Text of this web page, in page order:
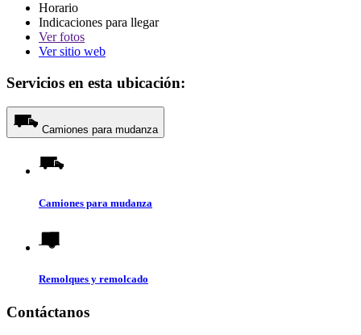
Horario
Indicaciones para llegar
Verfotos
Ver sitio web
Servicios en esta ubicación:
Camiones para mudanza
Camiones para mudanza
Remolques y remolcado
Contáctanos